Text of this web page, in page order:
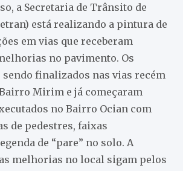
a Secretaria de Trânsito de
está realizando a pintura de
em vias que receberam
no pavimento. Os
finalizados nas vias recém
Mirim e já começaram
no Bairro Ocian com
de pedestres, faixas
de “pare” no solo. A
melhorias no local sigam pelos